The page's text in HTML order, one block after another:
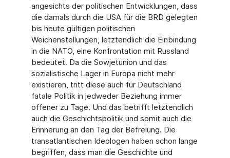
angesichts der politischen Entwicklungen, dass
die damals durch die USA für die BRD gelegten
bis heute gültigen politischen
Weichenstellungen, letztendlich die Einbindung
in die NATO, eine Konfrontation mit Russland
bedeutet. Da die Sowjetunion und das
sozialistische Lager in Europa nicht mehr
existieren, tritt diese auch für Deutschland
fatale Politik in jedweder Beziehung immer
offener zu Tage. Und das betrifft letztendlich
auch die Geschichtspolitik und somit auch die
Erinnerung an den Tag der Befreiung. Die
transatlantischen Ideologen haben schon lange
begriffen, dass man die Geschichte und